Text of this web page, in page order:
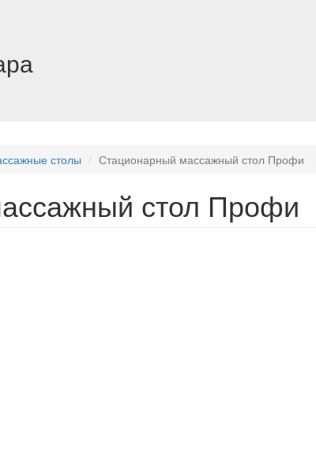
столы Стационарный массажный стол Профи
стол Профи